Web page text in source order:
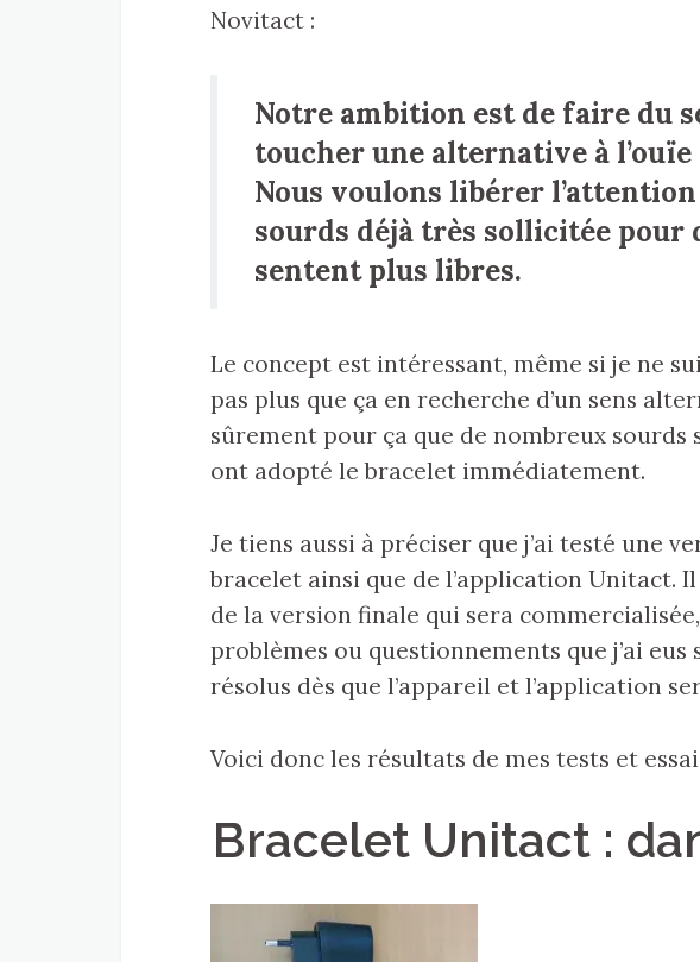
Novitact :
Notre ambition est de faire du
toucher une alternative à l’ouïe
Nous voulons libérer
sourds déjà très sollicitée pour
sentent plus libres.
Le concept est intéressant, même si je ne
pas plus que ça en recherche d’un sens
sûrement pour ça que de nombreux sourds
ont adopté le bracelet immédiatement.
Je tiens aussi à préciser que j’ai testé une
bracelet ainsi que de l’application Unitact. Il
de la version finale qui sera
problèmes ou questionnements que j’ai
résolus dès que l’appareil et l’application
Voici donc les résultats de mes tests et
Bracelet Unitact :